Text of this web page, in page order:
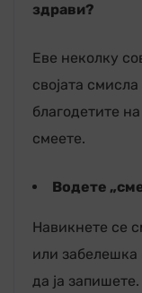
здрави?
Еве неколку
својата
благодетите
смеете.
Водете
Навикнете се
или забелешка
да ја